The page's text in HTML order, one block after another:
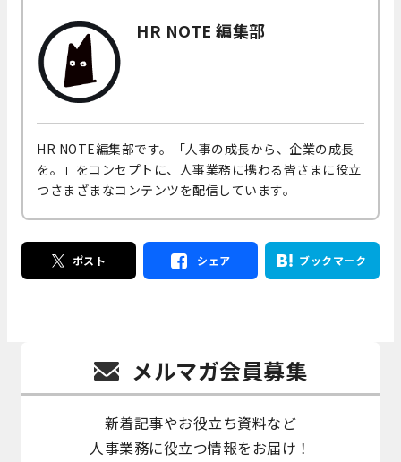
HR NOTE 編集部
HR NOTE編集部です。「人事の成長から、企業の成長
を。」をコンセプトに、人事業務に携わる皆さまに役立
つさまざまなコンテンツを配信しています。
ポスト シェア ブックマーク
メルマガ会員募集
新着記事やお役立ち資料など
人事業務に役立つ情報をお届け！